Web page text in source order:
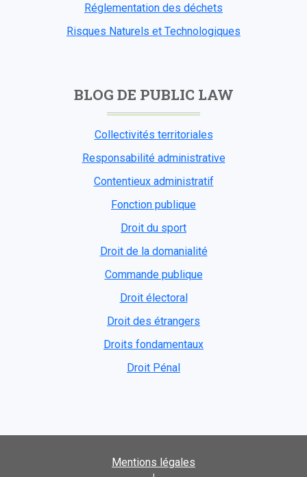
Réglementation des déchets
Risques Naturels et Technologiques
BLOG DE PUBLIC LAW
Collectivités territoriales
Responsabilité administrative
Contentieux administratif
Fonction publique
Droit du sport
Droit de la domanialité
Commande publique
Droit électoral
Droit des étrangers
Droits fondamentaux
Droit Pénal
Mentions légales